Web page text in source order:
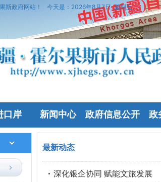
斯政府网站！ 今天是： 2026年8月7日 星期五
口岸 新闻中心 政府信息公开 政
最新动态
深化银企协同 赋能文旅发展